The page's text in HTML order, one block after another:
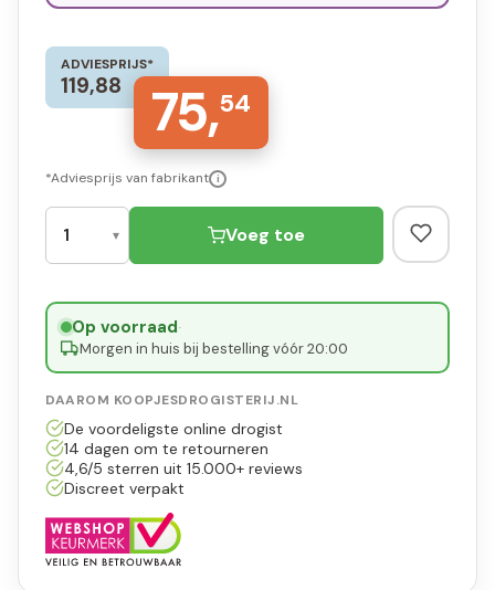
ADVIESPRIJS*
119,88 75,54
*Adviesprijs van fabrikant i
Voeg toe
Op voorraad·
Morgen in huis bij bestelling vóór 20:00
DAAROM KOOPJESDROGISTERIJ.NL
De voordeligste online drogist
14 dagen om te retourneren
4,6/5 sterren uit 15.000+ reviews
Discreet verpakt